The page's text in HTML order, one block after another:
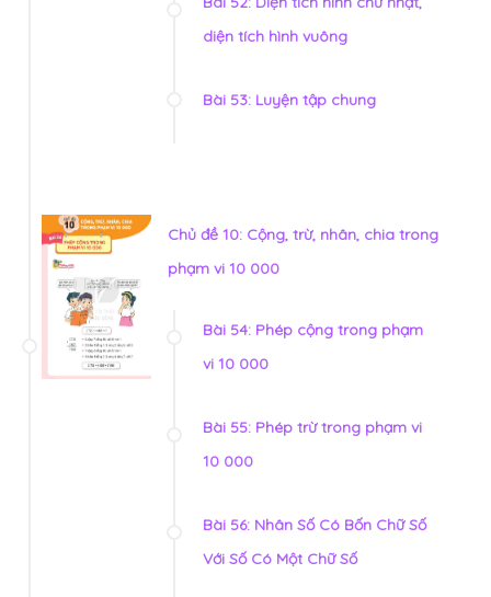
diện tích hình vuông
Bài 53: Luyện tập chung
Chủ đề 10: Cộng, trừ, nhân, chia trong
phạm vi 10 000
Bài 54: Phép cộng trong phạm
vi 10 000
Bài 55: Phép trừ trong phạm vi
10 000
Bài 56: Nhân Số Có Bốn Chữ Số
Với Số Có Một Chữ Số